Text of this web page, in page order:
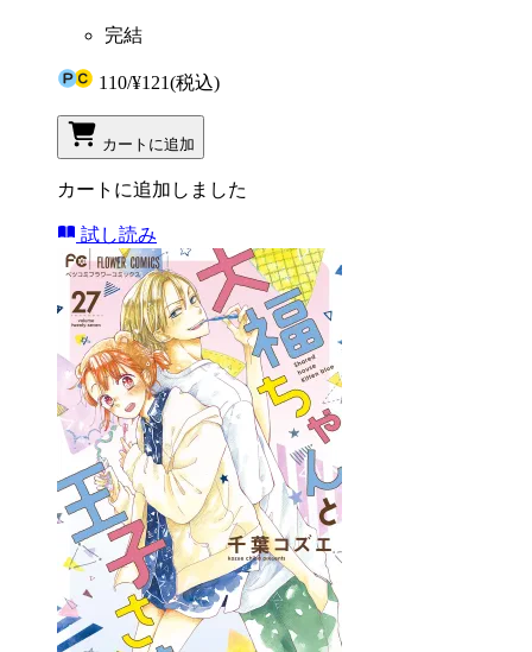
完結
110/¥121(税込)
カートに追加
カートに追加しました
試し読み